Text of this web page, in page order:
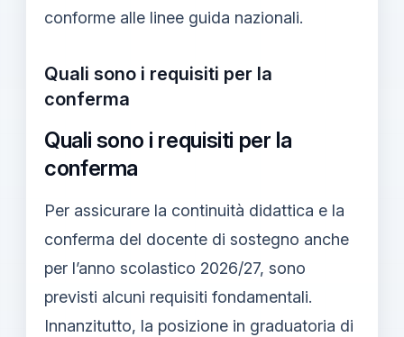
conforme alle linee guida nazionali.
Quali sono i requisiti per la
conferma
Quali sono i requisiti per la
conferma
Per assicurare la continuità didattica e la
conferma del docente di sostegno anche
per l’anno scolastico 2026/27, sono
previsti alcuni requisiti fondamentali.
Innanzitutto, la posizione in graduatoria di